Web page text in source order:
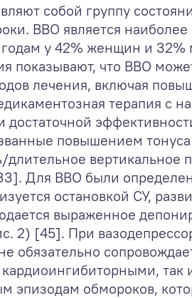
собой группу
ВВО является
годам у 42% женщин и
показывают, что ВВО
лечения, включая
терапия с
достаточной
повышением
вертикальное
Для ВВО были
остановкой СУ,
выраженное
2) [45]. При
обязательно
эпизодам обмороков,